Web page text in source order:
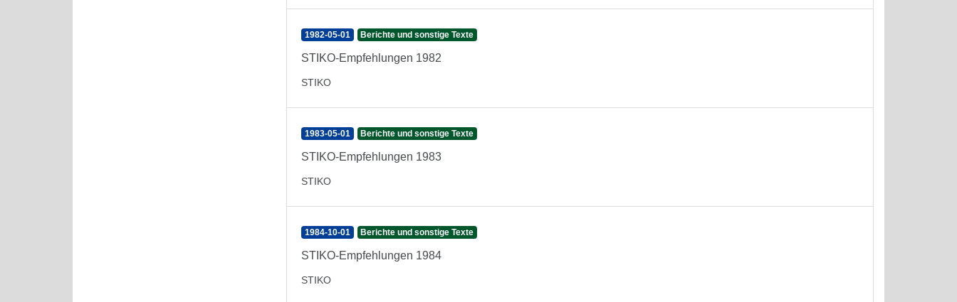
1982-05-01 Berichte und sonstige Texte
STIKO-Empfehlungen 1982
STIKO
1983-05-01 Berichte und sonstige Texte
STIKO-Empfehlungen 1983
STIKO
1984-10-01 Berichte und sonstige Texte
STIKO-Empfehlungen 1984
STIKO